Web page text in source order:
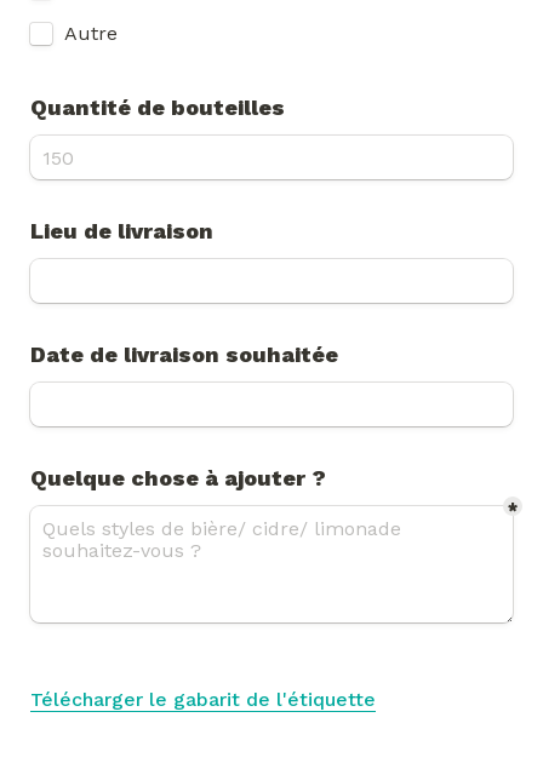
Autre
Quantité de bouteilles
Lieu de livraison
Date de livraison souhaitée
Quelque chose à ajouter ?
*
Télécharger le gabarit de l'étiquette